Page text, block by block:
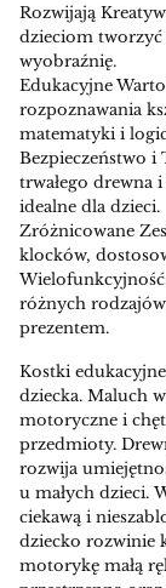
Rozwijają
dzieciom tworzyć
wyobraźnię.
Edukacyjne
rozpoznawania
matematyki i
Bezpieczeństwo i
trwałego drewna
idealne dla dzieci.
Zróżnicowane
klocków,
różnych rodzajów
prezentem.
Kostki
dziecka. Maluch
motoryczne i
przedmioty.
rozwija
u małych dzieci.
ciekawą i
dziecko rozwinie
motorykę małą